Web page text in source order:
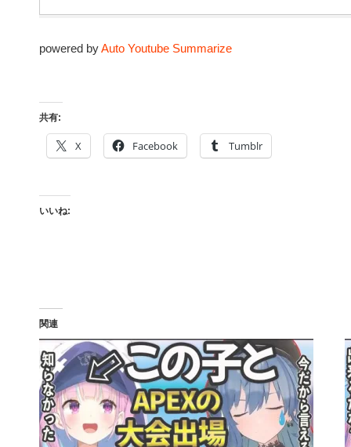
powered byAuto Youtube Summarize
共有:
X Facebook Tumblr
いいね:
関連